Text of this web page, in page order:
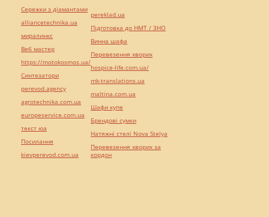
Сережки з діамантами
alliancetechnika.ua
миралинкс
Веб мастер
https://motokosmos.ua/
Синтезатори
perevod.agency
agrotechnika.com.ua
europeservice.com.ua
текст юа
Посилання
kievperevod.com.ua
pereklad.ua
Підготовка до НМТ / ЗНО
Винна шафа
Перевезення хворих
hospice-life.com.ua/
mk-translations.ua
maltina.com.ua
Шафи купе
Брендові сумки
Натяжні стелі Nova Stelya
Перевезення хворих за
кордон